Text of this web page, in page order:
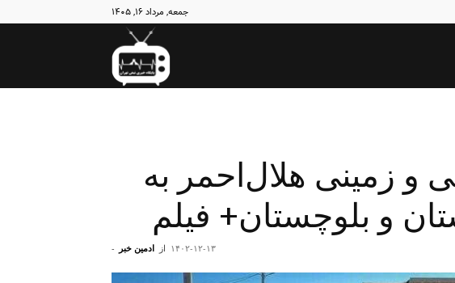
جمعه, مرداد ۱۶, ۱۴۰۵
نبض
و زمینی هلال‌احمر به
و بلوچستان+ فیلم
از ادمین خبر - ۱۴۰۲-۱۲-۱۳